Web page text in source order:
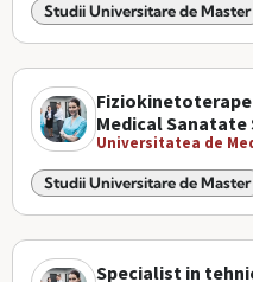
Studii Universitare de Master
Medical Sanatate
Universitatea de
Studii Universitare de Master
Specialist in